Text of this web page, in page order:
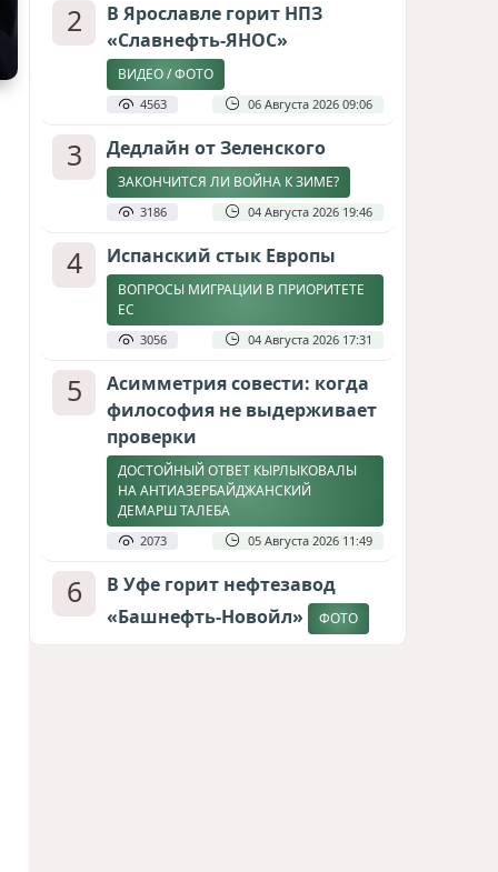
2
В Ярославле горит НПЗ
«Славнефть-ЯНОС»
ВИДЕО / ФОТО
4563 06 Августа 2026 09:06
3 Дедлайн от Зеленского
ЗАКОНЧИТСЯ ЛИ ВОЙНА К ЗИМЕ?
3186 04 Августа 2026 19:46
4 Испанский стык Европы
ВОПРОСЫ МИГРАЦИИ В ПРИОРИТЕТЕ
ЕС
3056 04 Августа 2026 17:31
5
Асимметрия совести: когда
философия не выдерживает
проверки
ДОСТОЙНЫЙ ОТВЕТ КЫРЛЫКОВАЛЫ
НА АНТИАЗЕРБАЙДЖАНСКИЙ
ДЕМАРШ ТАЛЕБА
2073 05 Августа 2026 11:49
6
В Уфе горит нефтезавод
«Башнефть-Новойл»
ФОТО